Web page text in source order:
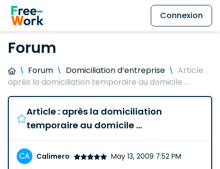
Connexion
Forum
Forum Domiciliation d’entreprise
Article :
après la domiciliation temporaire au domicile ...
Article : après la domiciliation
temporaire au domicile ...
Calimero May 13, 2009 7:52 PM